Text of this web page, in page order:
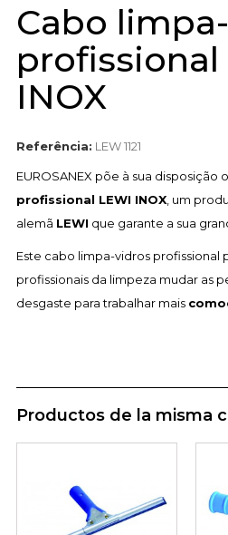
Cabo
profissional
INOX
Referência: LEW 1121
EUROSANEX põe à sua disposição o
profissional LEWI INOX, um
alemã LEWI que garante a sua
Este cabo limpa-vidros profissional
profissionais da limpeza mudar as
desgaste para trabalhar mais
Productos de la misma